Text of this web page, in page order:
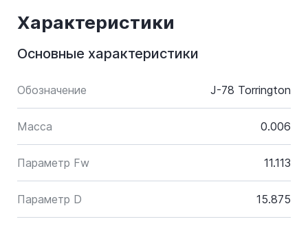
Характеристики
Основные характеристики
Обозначение J-78 Torrington
Масса 0.006
Параметр Fw 11.113
Параметр D 15.875